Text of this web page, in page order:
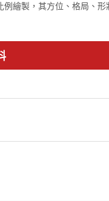
繪製，其方位、格局、形